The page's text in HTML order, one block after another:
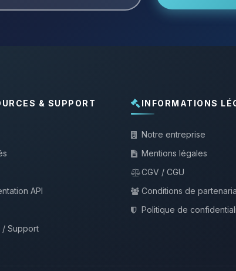
& SUPPORT
API
/ Support
INFORMATIONS
Notre entreprise
Mentions légales
CGV / CGU
Conditions de
Politique de